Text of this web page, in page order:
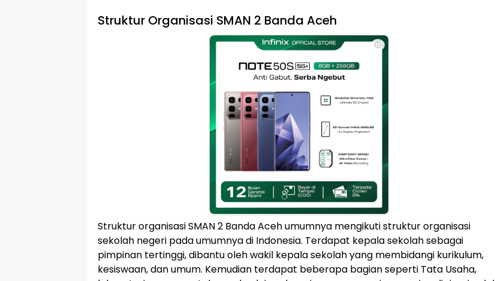
Struktur Organisasi SMAN 2 Banda Aceh
ⓘ
Struktur organisasi SMAN 2 Banda Aceh umumnya mengikuti struktur organisasi
sekolah negeri pada umumnya di Indonesia. Terdapat kepala sekolah sebagai
pimpinan tertinggi, dibantu oleh wakil kepala sekolah yang membidangi kurikulum,
kesiswaan, dan umum. Kemudian terdapat beberapa bagian seperti Tata Usaha,